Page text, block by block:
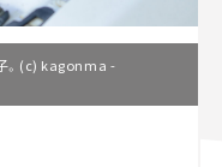
。(c) kagonma -